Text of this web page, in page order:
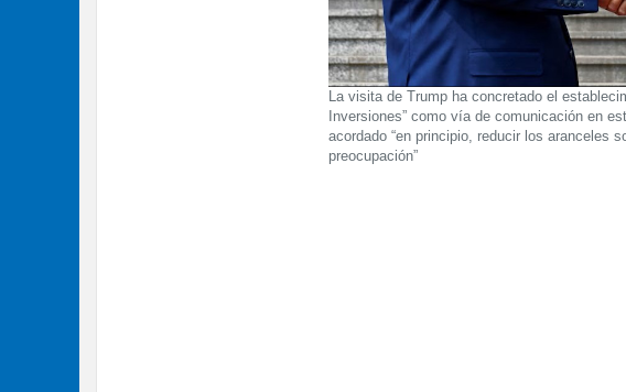
La visita de Trump ha concretado el
Inversiones” como vía de comunicación en
acordado “en principio, reducir los aranceles
preocupación”